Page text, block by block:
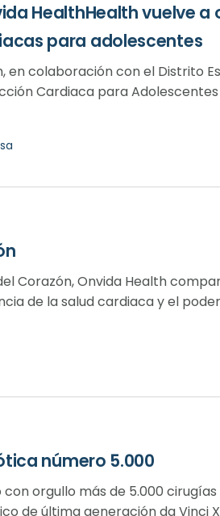
HealthHealth vuelve
para adolescentes
colaboración con el Distrito
Cardiaca para
Corazón, Onvida Health
de la salud cardiaca y el
número 5.000
orgullo más de 5.000
de última generación da Vinci